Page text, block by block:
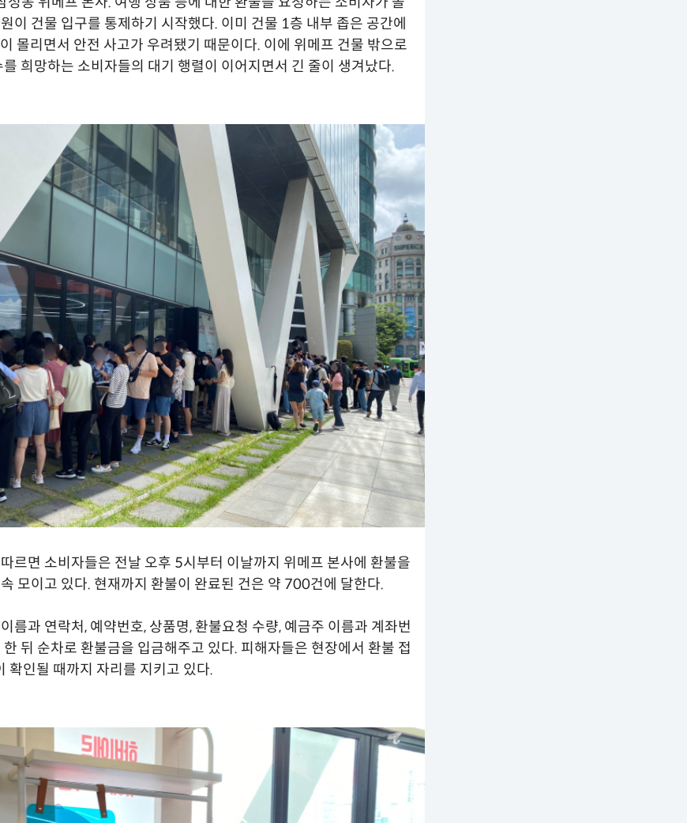
이 건물 입구를 통제하기 시작했다. 이미 건물 1층 내부 좁은 공간에
몰리면서 안전 사고가 우려됐기 때문이다. 이에 위메프 건물 밖으로
희망하는 소비자들의 대기 행렬이 이어지면서 긴 줄이 생겨났다.
르면 소비자들은 전날 오후 5시부터 이날까지 위메프 본사에 환불을
모이고 있다. 현재까지 환불이 완료된 건은 약 700건에 달한다.
름과 연락처, 예약번호, 상품명, 환불요청 수량, 예금주 이름과 계좌번
뒤 순차로 환불금을 입금해주고 있다. 피해자들은 현장에서 환불 접
확인될 때까지 자리를 지키고 있다.